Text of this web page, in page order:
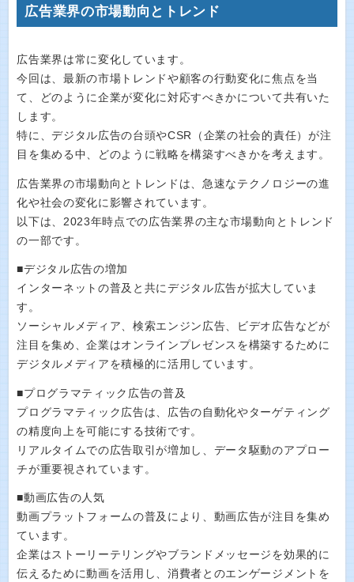
広告業界の市場動向とトレンド
広告業界は常に変化しています。
今回は、最新の市場トレンドや顧客の行動変化に焦点を当
て、どのように企業が変化に対応すべきかについて共有いた
します。
特に、デジタル広告の台頭やCSR（企業の社会的責任）が注
目を集める中、どのように戦略を構築すべきかを考えます。
広告業界の市場動向とトレンドは、急速なテクノロジーの進
化や社会の変化に影響されています。
以下は、2023年時点での広告業界の主な市場動向とトレンド
の一部です。
■デジタル広告の増加
インターネットの普及と共にデジタル広告が拡大していま
す。
ソーシャルメディア、検索エンジン広告、ビデオ広告などが
注目を集め、企業はオンラインプレゼンスを構築するために
デジタルメディアを積極的に活用しています。
■プログラマティック広告の普及
プログラマティック広告は、広告の自動化やターゲティング
の精度向上を可能にする技術です。
リアルタイムでの広告取引が増加し、データ駆動のアプロー
チが重要視されています。
■動画広告の人気
動画プラットフォームの普及により、動画広告が注目を集め
ています。
企業はストーリーテリングやブランドメッセージを効果的に
伝えるために動画を活用し、消費者とのエンゲージメントを